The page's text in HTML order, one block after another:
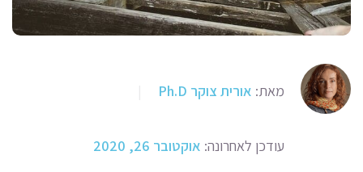
מאת: אורית צוקר Ph.D
עודכן לאחרונה: אוקטובר 26, 2020